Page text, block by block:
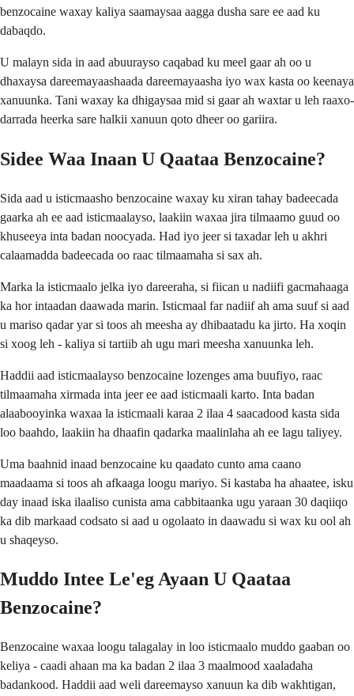
benzocaine waxay kaliya saamaysaa aagga dusha sare ee aad ku
dabaqdo.
U malayn sida in aad abuurayso caqabad ku meel gaar ah oo u
dhaxaysa dareemayaashaada dareemayaasha iyo wax kasta oo keenaya
xanuunka. Tani waxay ka dhigaysaa mid si gaar ah waxtar u leh raaxo-
darrada heerka sare halkii xanuun qoto dheer oo gariira.
Sidee Waa Inaan U Qaataa Benzocaine?
Sida aad u isticmaasho benzocaine waxay ku xiran tahay badeecada
gaarka ah ee aad isticmaalayso, laakiin waxaa jira tilmaamo guud oo
khuseeya inta badan noocyada. Had iyo jeer si taxadar leh u akhri
calaamadda badeecada oo raac tilmaamaha si sax ah.
Marka la isticmaalo jelka iyo dareeraha, si fiican u nadiifi gacmahaaga
ka hor intaadan daawada marin. Isticmaal far nadiif ah ama suuf si aad
u mariso qadar yar si toos ah meesha ay dhibaatadu ka jirto. Ha xoqin
si xoog leh - kaliya si tartiib ah ugu mari meesha xanuunka leh.
Haddii aad isticmaalayso benzocaine lozenges ama buufiyo, raac
tilmaamaha xirmada inta jeer ee aad isticmaali karto. Inta badan
alaabooyinka waxaa la isticmaali karaa 2 ilaa 4 saacadood kasta sida
loo baahdo, laakiin ha dhaafin qadarka maalinlaha ah ee lagu taliyey.
Uma baahnid inaad benzocaine ku qaadato cunto ama caano
maadaama si toos ah afkaaga loogu mariyo. Si kastaba ha ahaatee, isku
day inaad iska ilaaliso cunista ama cabbitaanka ugu yaraan 30 daqiiqo
ka dib markaad codsato si aad u ogolaato in daawadu si wax ku ool ah
u shaqeyso.
Muddo Intee Le'eg Ayaan U Qaataa
Benzocaine?
Benzocaine waxaa loogu talagalay in loo isticmaalo muddo gaaban oo
keliya - caadi ahaan ma ka badan 2 ilaa 3 maalmood xaaladaha
badankood. Haddii aad weli dareemayso xanuun ka dib wakhtigan,